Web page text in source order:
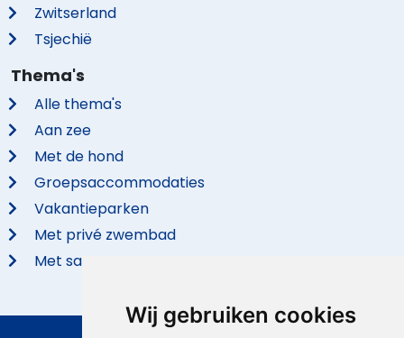
Wij gebruiken cookies
Zwitserland
Tsjechië
Thema's
Alle thema's
Aan zee
Met de hond
Groepsaccommodaties
Vakantieparken
Met privé zwembad
Met sauna